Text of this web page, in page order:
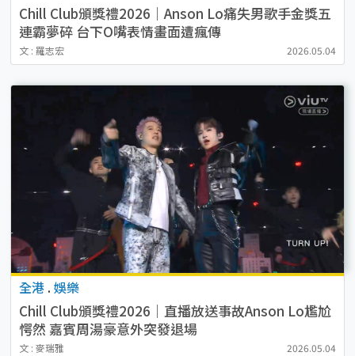
Chill Club頒獎禮2026｜Anson Lo痛失男歌手金獎五
連霸夢碎 台下O嘴表情畫面遭瘋傳
文 : 羅志宏 2026.05.04
全港 . 娛樂
Chill Club頒獎禮2026｜直播放送事故Anson Lo尷尬
愕然 嘉賓周湯豪意外突發退場
文 : 麥瑞雅 2026.05.04